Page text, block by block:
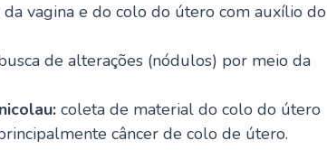
da vagina e do colo do útero com auxílio do
de alterações (nódulos) por meio da
coleta de material do colo do útero
câncer de colo de útero.